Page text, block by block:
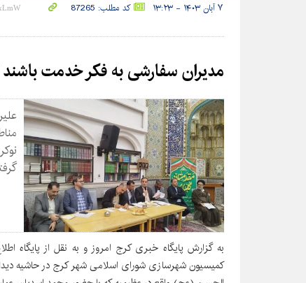
۷ آبان ۱۴۰۳ - ۱۳:۲۳ کد مطلب: 87265
مدیران سفارشی به فکر خدمت
به گزارش پایگاه خبری کرج امروز و به نقل از پایگاه
کمیسیون شهرسازی شورای اسلامی شهر کرج در حاشیه